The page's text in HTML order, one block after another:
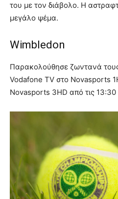
του με τον διάβολο. Η
μεγάλο ψέμα.
Wimbledon
Παρακολούθησε ζωντανά
Vodafone TV στο Novasports
Novasports 3HD από τις 13:30